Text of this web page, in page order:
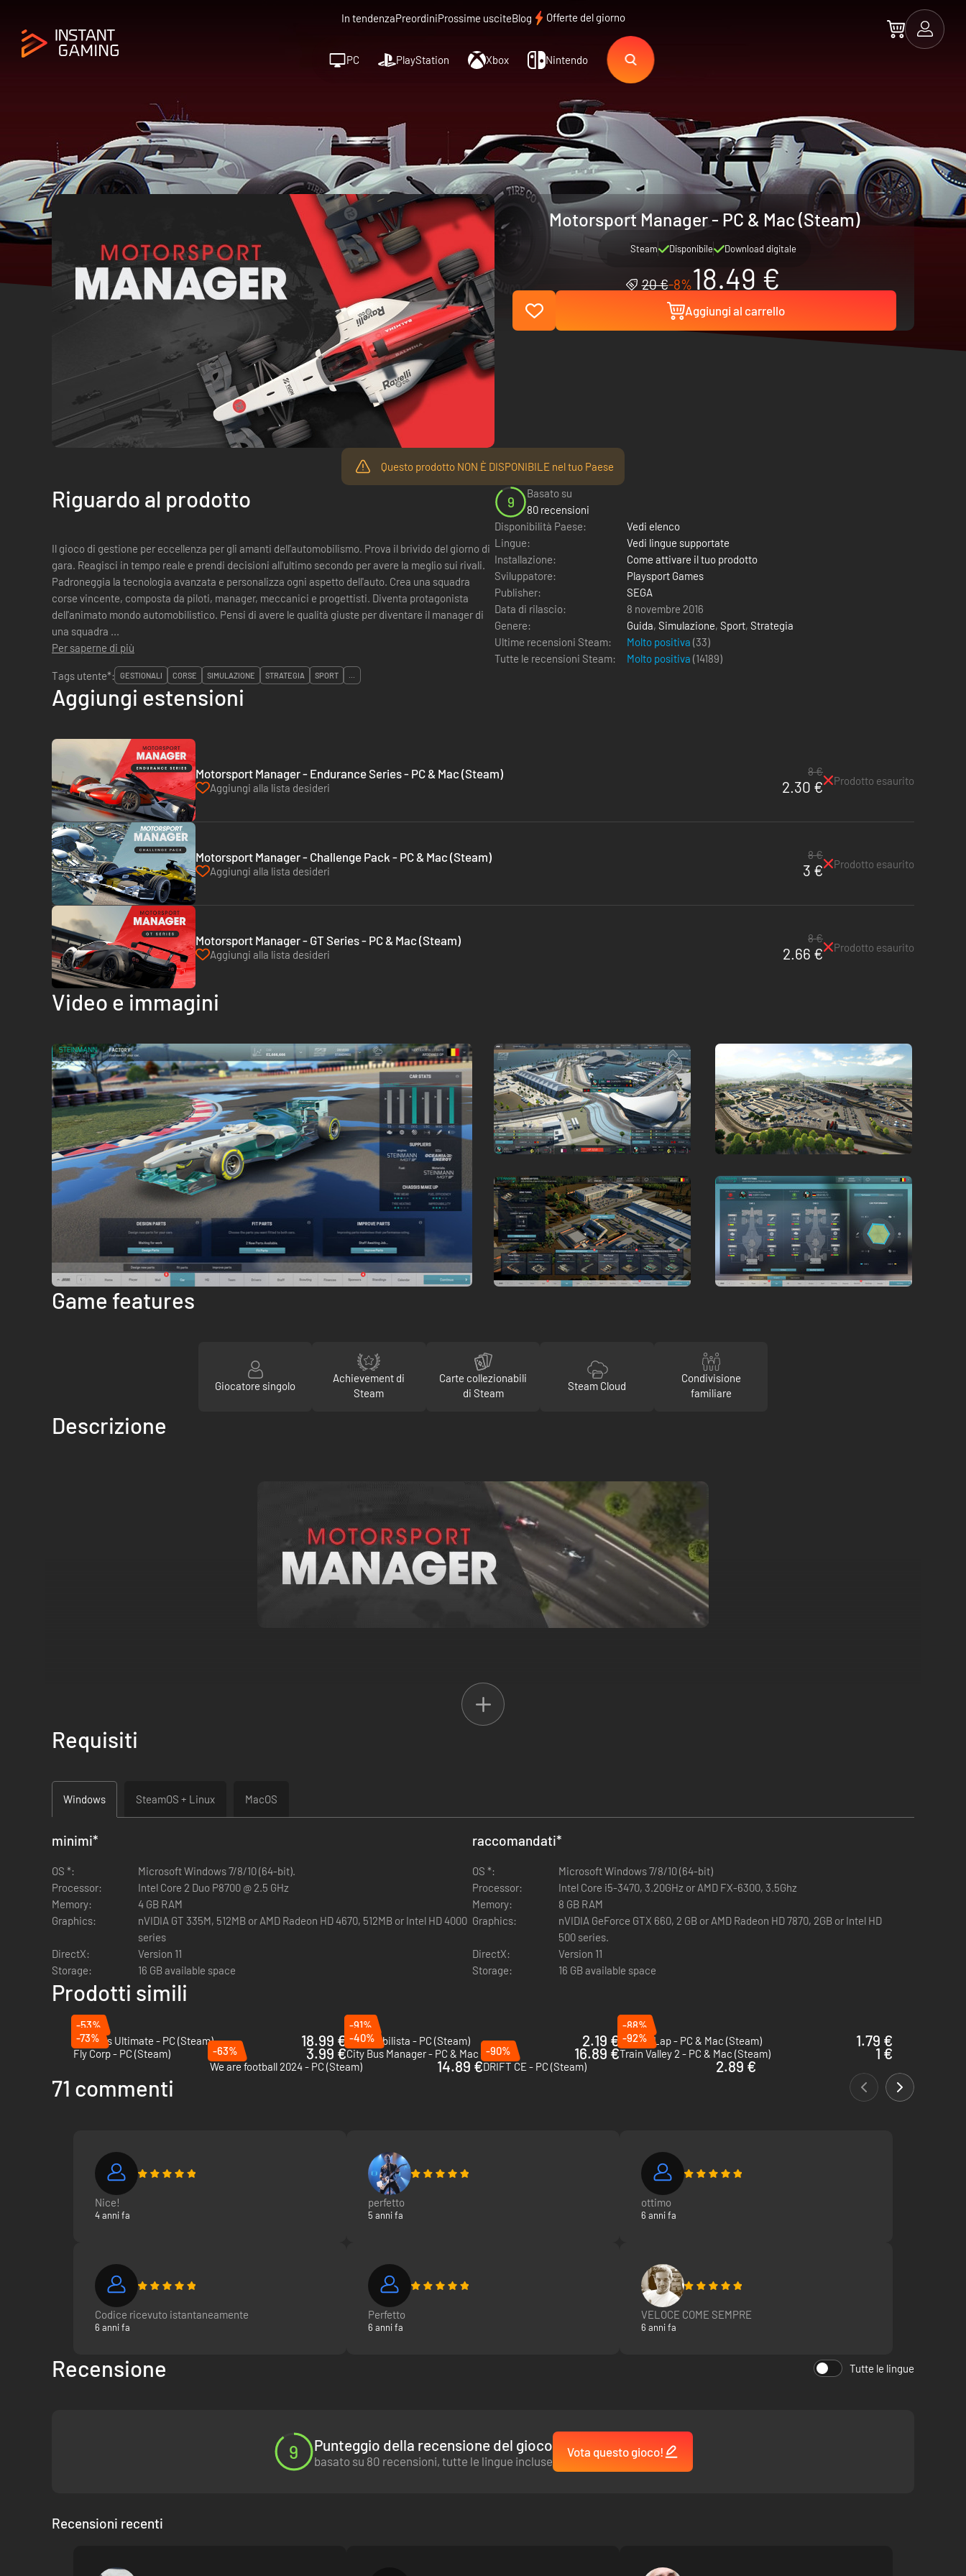
In tendenzaPreordiniProssime usciteBlog Offerte del giorno
PC PlayStation Xbox Nintendo
Motorsport Manager - PC & Mac (Steam)
Steam Disponibile Download digitale
20 €-8%18.49 €
Aggiungi al carrello
Questo prodotto NON È DISPONIBILE nel tuo Paese
Riguardo al prodotto
Il gioco di gestione per eccellenza per gli amanti dell'automobilismo. Prova il brivido del giorno di
gara. Reagisci in tempo reale e prendi decisioni all'ultimo secondo per avere la meglio sui rivali.
Padroneggia la tecnologia avanzata e personalizza ogni aspetto dell'auto. Crea una squadra
corse vincente, composta da piloti, manager, meccanici e progettisti. Diventa protagonista
dell'animato mondo automobilistico. Pensi di avere le qualità giuste per diventare il manager di
una squadra ...
Per saperne di più
9
Basato su
80 recensioni
Disponibilità Paese:
Vedi elenco
Lingue:
Vedi lingue supportate
Installazione:
Come attivare il tuo prodotto
Sviluppatore:
Playsport Games
Publisher:
SEGA
Data di rilascio:
8 novembre 2016
Genere:
Guida, Simulazione, Sport, Strategia
Ultime recensioni Steam:
Molto positiva (33)
Tutte le recensioni Steam:
Molto positiva (14189)
Tags utente*:
GESTIONALI CORSE SIMULAZIONE STRATEGIA SPORT ...
Aggiungi estensioni
Motorsport Manager - Endurance Series - PC & Mac (Steam)
Aggiungi alla lista desideri
8 €
2.30 € Prodotto esaurito
Motorsport Manager - Challenge Pack - PC & Mac (Steam)
Aggiungi alla lista desideri
8 €
3 € Prodotto esaurito
Motorsport Manager - GT Series - PC & Mac (Steam)
Aggiungi alla lista desideri
8 €
2.66 € Prodotto esaurito
Video e immagini
Game features
Giocatore singolo
Achievement di
Steam
Carte collezionabili
di Steam
Steam Cloud
Condivisione
familiare
Descrizione
Prova il brivido del giorno di gara. Reagisci in tempo reale e prendi decisioni all'ultimo secondo per avere la meglio sui rivali.
Padroneggia la tecnologia avanzata e personalizza ogni aspetto dell'auto.
Diventa protagonista dell'animato mondo automobilistico.
mondo dei motori.
Dovrai valutare ogni dettaglio per vincere il titolo. Decisioni immediate in pista insieme a strategie pre-gara attentamente studiate. Dalla costruzione e personalizzazione dell'auto alle
tattiche del giorno di gara: ogni singolo aspetto sarà fondamentale per tracciare il percorso verso la vittoria finale o il fallimento.
Basta guardare, inizia a vincere e prendi il controllo in qualità di manager della tua squadra corse.
Il luogo giusto. In uno sport globale, la posizione del quartier generale è importantissima. Per alcuni piloti, una squadra italiana rappresenta una grossa tentazione...
Scegli le persone giuste. Girare il mondo in cerca di talenti nascosti dà ancora più soddisfazione quando trovi un giovane meccanico che riesce a ridurre i tempi di sosta ai box.
Requisiti
Windows SteamOS + Linux MacOS
minimi*
OS *:
Microsoft Windows 7/8/10 (64-bit).
Processor:
Intel Core 2 Duo P8700 @ 2.5 GHz
Memory:
4 GB RAM
Graphics:
nVIDIA GT 335M, 512MB or AMD Radeon HD 4670, 512MB or Intel HD 4000
series
DirectX:
Version 11
Storage:
16 GB available space
raccomandati*
OS *:
Microsoft Windows 7/8/10 (64-bit)
Processor:
Intel Core i5-3470, 3.20GHz or AMD FX-6300, 3.5Ghz
Memory:
8 GB RAM
Graphics:
nVIDIA GeForce GTX 660, 2 GB or AMD Radeon HD 7870, 2GB or Intel HD
500 series.
DirectX:
Version 11
Storage:
16 GB available space
Prodotti simili
-53%
Le Mans Ultimate - PC (Steam)
18.99 €
-91%
Automobilista - PC (Steam)
2.19 €
-88%
Golden Lap - PC & Mac (Steam)
1.79 €
-73%
Fly Corp - PC (Steam)
3.99 €
-40%
City Bus Manager - PC & Mac (Steam)
16.89 €
-92%
Train Valley 2 - PC & Mac (Steam)
1 €
-63%
We are football 2024 - PC (Steam)
14.89 €
-90%
DRIFT CE - PC (Steam)
2.89 €
71 commenti
Nice!
4 anni fa
perfetto
5 anni fa
ottimo
6 anni fa
Codice ricevuto istantaneamente
6 anni fa
Perfetto
6 anni fa
VELOCE COME SEMPRE
6 anni fa
Recensione Tutte le lingue
9 Punteggio della recensione del gioco
basato su 80 recensioni, tutte le lingue incluse
Vota questo gioco!
Recensioni recenti